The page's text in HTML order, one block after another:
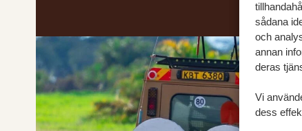
sådana
och
annan
deras
Vi
dess